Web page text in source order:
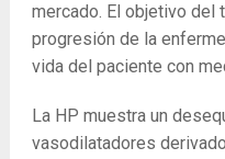
mercado. El objetivo del
progresión de la
vida del paciente con
La HP muestra un
vasodilatadores